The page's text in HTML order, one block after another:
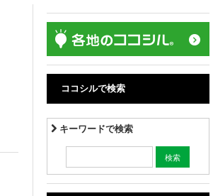
ココシルで検索
キーワードで検索